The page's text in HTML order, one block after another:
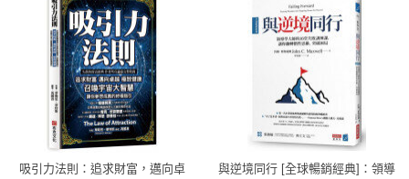
吸引力法則：追求財富，邁向卓
與逆境同行 [全球暢銷經典]：領導